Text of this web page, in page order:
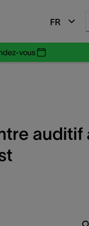
FR
vous
auditif